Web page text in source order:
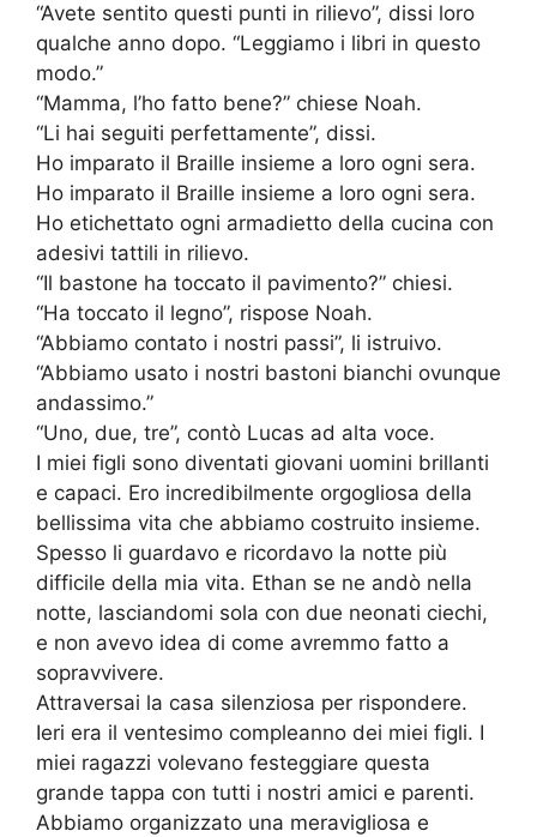
“Avete sentito questi punti in rilievo”, dissi loro
qualche anno dopo. “Leggiamo i libri in questo
modo.”
“Mamma, l’ho fatto bene?” chiese Noah.
“Li hai seguiti perfettamente”, dissi.
Ho imparato il Braille insieme a loro ogni sera.
Ho imparato il Braille insieme a loro ogni sera.
Ho etichettato ogni armadietto della cucina con
adesivi tattili in rilievo.
“Il bastone ha toccato il pavimento?” chiesi.
“Ha toccato il legno”, rispose Noah.
“Abbiamo contato i nostri passi”, li istruivo.
“Abbiamo usato i nostri bastoni bianchi ovunque
andassimo.”
“Uno, due, tre”, contò Lucas ad alta voce.
I miei figli sono diventati giovani uomini brillanti
e capaci. Ero incredibilmente orgogliosa della
bellissima vita che abbiamo costruito insieme.
Spesso li guardavo e ricordavo la notte più
difficile della mia vita. Ethan se ne andò nella
notte, lasciandomi sola con due neonati ciechi,
e non avevo idea di come avremmo fatto a
sopravvivere.
Attraversai la casa silenziosa per rispondere.
Ieri era il ventesimo compleanno dei miei figli. I
miei ragazzi volevano festeggiare questa
grande tappa con tutti i nostri amici e parenti.
Abbiamo organizzato una meravigliosa e